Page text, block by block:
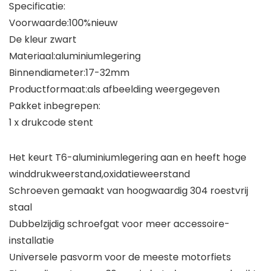
Specificatie:
Voorwaarde:100%nieuw
De kleur zwart
Materiaal:aluminiumlegering
Binnendiameter:17-32mm
Productformaat:als afbeelding weergegeven
Pakket inbegrepen:
1 x drukcode stent
Het keurt T6-aluminiumlegering aan en heeft hoge
winddrukweerstand,oxidatieweerstand
Schroeven gemaakt van hoogwaardig 304 roestvrij
staal
Dubbelzijdig schroefgat voor meer accessoire-
installatie
Universele pasvorm voor de meeste motorfiets